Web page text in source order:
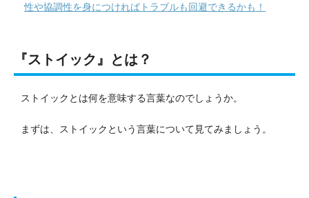
性や協調性を身につければトラブルも回避できるかも！
『ストイック』とは？
ストイックとは何を意味する言葉なのでしょうか。
まずは、ストイックという言葉について見てみましょう。